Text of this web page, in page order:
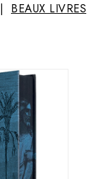
BEAUX LIVRES